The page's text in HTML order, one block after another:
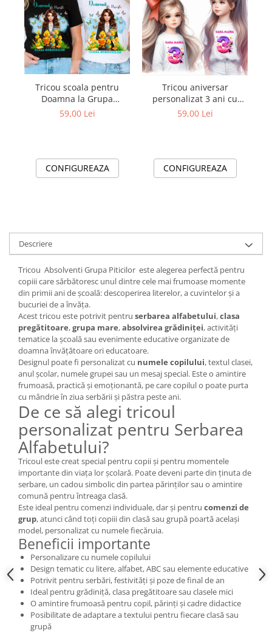
Tricou scoala pentru
Doamna la Grupa
boboceilor– cadou
59,00 Lei
CONFIGUREAZA
Tricou aniversar
personalizat 3 ani cu
Minnie Mouse
59,00 Lei
CONFIGUREAZA
Descriere
Tricou Absolventi Grupa Piticilor este alegerea perfectă pentru
copiii care sărbătoresc unul dintre cele mai frumoase momente
din primii ani de școală: descoperirea literelor, a cuvintelor și a
bucuriei de a învăța.
Acest tricou este potrivit pentru serbarea alfabetului,clasa
pregătitoare,grupa mare,absolvirea grădiniței, activități
tematice la școală sau evenimente educative organizate de
doamna învățătoare ori educatoare.
Designul poate fi personalizat cu numele copilului, textul clasei,
anul școlar, numele grupei sau un mesaj special. Este o amintire
frumoasă, practică și emoționantă, pe care copilul o poate purta
cu mândrie în ziua serbării și păstra peste ani.
De ce să alegi tricoul
personalizat pentru Serbarea
Alfabetului?
Tricoul este creat special pentru copii și pentru momentele
importante din viața lor școlară. Poate deveni parte din ținuta de
serbare, un cadou simbolic din partea părinților sau o amintire
comună pentru întreaga clasă.
Este ideal pentru comenzi individuale, dar și pentru comenzi de
grup, atunci când toți copiii din clasă sau grupă poartă același
model, personalizat cu numele fiecăruia.
Beneficii importante
Personalizare cu numele copilului
Design tematic cu litere, alfabet, ABC sau elemente educative
Potrivit pentru serbări, festivități și poze de final de an
Ideal pentru grădiniță, clasa pregătitoare sau clasele mici
O amintire frumoasă pentru copil, părinți și cadre didactice
Posibilitate de adaptare a textului pentru fiecare clasă sau
grupă